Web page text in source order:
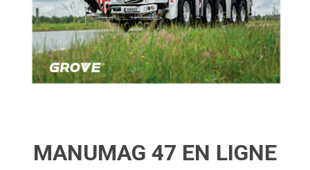
MANUMAG 47 EN LIGNE